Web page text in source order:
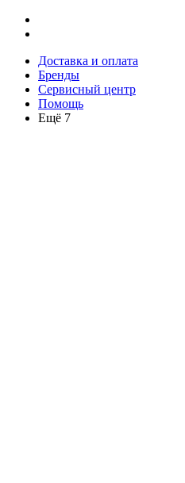
Доставка и оплата
Бренды
Сервисный центр
Помощь
Ещё 7